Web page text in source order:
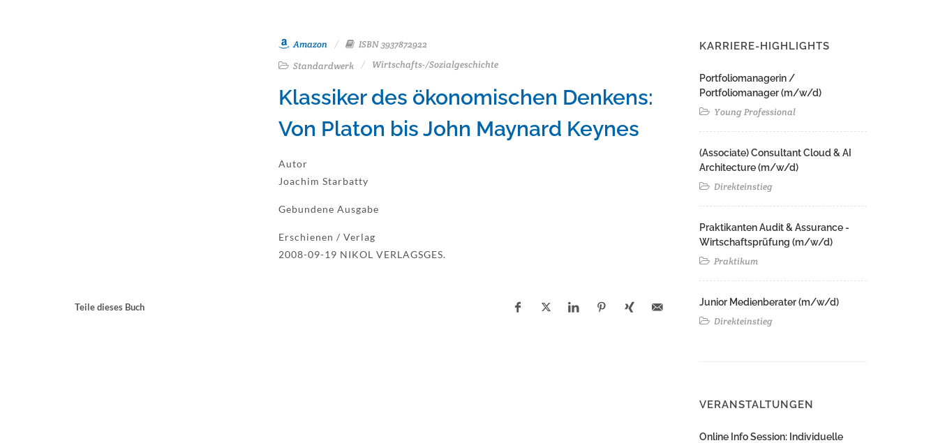
Amazon
ISBN 3937872922
Standardwerk
Wirtschafts-/Sozialgeschichte
Klassiker des ökonomischen Denkens:
Von Platon bis John Maynard Keynes
Autor
Joachim Starbatty
Gebundene Ausgabe
Erschienen / Verlag
2008-09-19 NIKOL VERLAGSGES.
Teile dieses Buch
KARRIERE-HIGHLIGHTS
Portfoliomanagerin /
Portfoliomanager (m/w/d)
Young Professional
(Associate) Consultant Cloud & AI
Architecture (m/w/d)​ ​
Direkteinstieg
Praktikanten Audit & Assurance -
Wirtschaftsprüfung (m/w/d)
Praktikum
Junior Medienberater (m/w/d)
Direkteinstieg
VERANSTALTUNGEN
Online Info Session: Individuelle